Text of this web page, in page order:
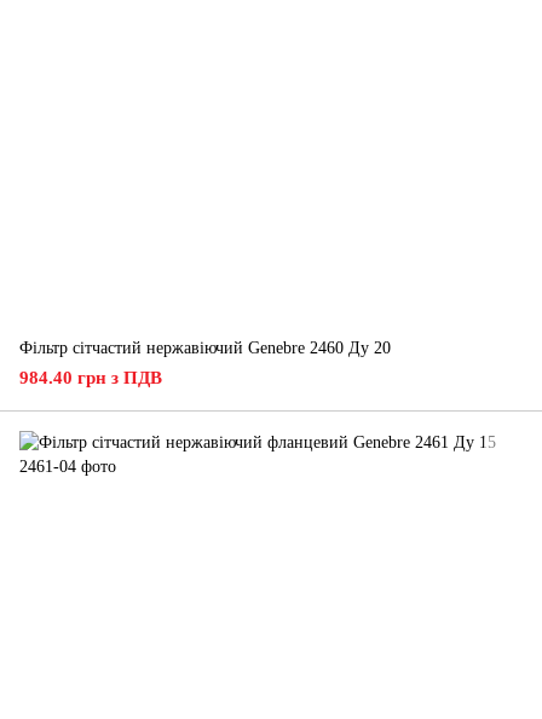
Фільтр сітчастий нержавіючий Genebre 2460 Ду 20
984.40 грн з ПДВ